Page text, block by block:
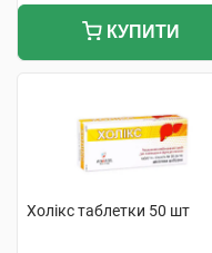
КУПИТИ
Холікс таблетки 50 шт